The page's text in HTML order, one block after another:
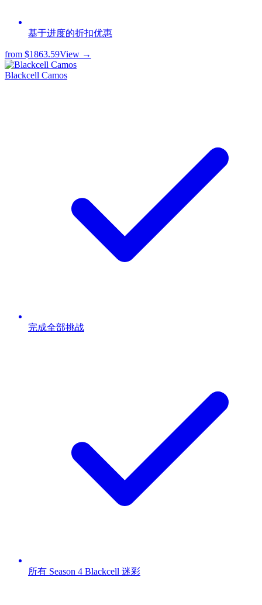
基于进度的折扣优惠
from $1863.59View →
Blackcell Camos
完成全部挑战
所有 Season 4 Blackcell 迷彩